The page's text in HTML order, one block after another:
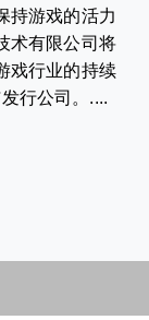
持游戏的活力
术有限公司将
戏行业的持续
行公司。....